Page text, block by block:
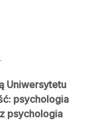
Uniwersytetu
psychologia
psychologia